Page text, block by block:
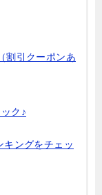
割引クーポンあ
ク♪
ングをチェッ